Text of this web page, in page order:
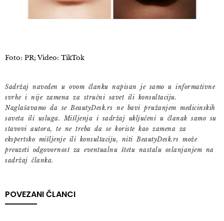
Foto: PR; Video: TikTok
Sadržaj naveden u ovom članku napisan je samo u informativne
svrhe i nije zamena za stručni savet ili konsultaciju.
Naglašavamo da se BeautyDesk.rs ne bavi pružanjem medicinskih
saveta ili usluga. Mišljenja i sadržaj uključeni u članak samo su
stavovi autora, te ne treba da se koriste kao zamena za
ekspertsko mišljenje ili konsultaciju, niti BeautyDesk.rs može
preuzeti odgovornost za eventualnu štetu nastalu oslanjanjem na
sadržaj članka.
POVEZANI ČLANCI